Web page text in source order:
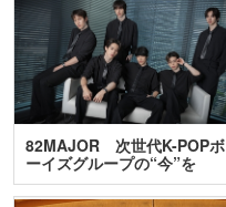
82MAJOR 次世代K-POPボ
ーイズグループの“今”を
訊…